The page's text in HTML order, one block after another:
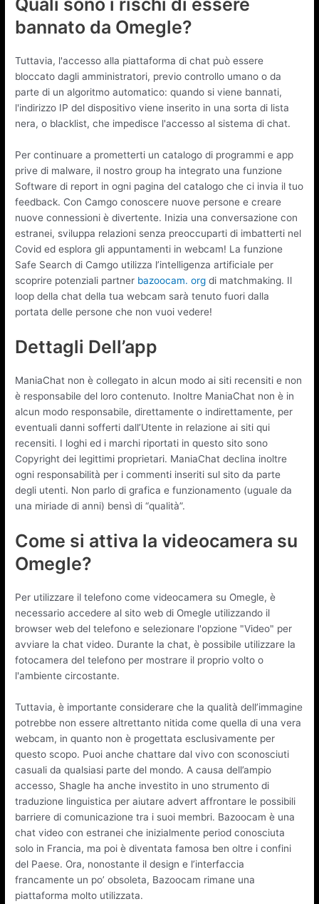
Quali sono i rischi di essere
bannato da Omegle?
Tuttavia, l'accesso alla piattaforma di chat può essere
bloccato dagli amministratori, previo controllo umano o da
parte di un algoritmo automatico: quando si viene bannati,
l'indirizzo IP del dispositivo viene inserito in una sorta di lista
nera, o blacklist, che impedisce l'accesso al sistema di chat.
Per continuare a prometterti un catalogo di programmi e app
prive di malware, il nostro group ha integrato una funzione
Software di report in ogni pagina del catalogo che ci invia il tuo
feedback. Con Camgo conoscere nuove persone e creare
nuove connessioni è divertente. Inizia una conversazione con
estranei, sviluppa relazioni senza preoccuparti di imbatterti nel
Covid ed esplora gli appuntamenti in webcam! La funzione
Safe Search di Camgo utilizza l’intelligenza artificiale per
scoprire potenziali partner bazoocam. org di matchmaking. Il
loop della chat della tua webcam sarà tenuto fuori dalla
portata delle persone che non vuoi vedere!
Dettagli Dell’app
ManiaChat non è collegato in alcun modo ai siti recensiti e non
è responsabile del loro contenuto. Inoltre ManiaChat non è in
alcun modo responsabile, direttamente o indirettamente, per
eventuali danni sofferti dall’Utente in relazione ai siti qui
recensiti. I loghi ed i marchi riportati in questo sito sono
Copyright dei legittimi proprietari. ManiaChat declina inoltre
ogni responsabilità per i commenti inseriti sul sito da parte
degli utenti. Non parlo di grafica e funzionamento (uguale da
una miriade di anni) bensì di “qualità”.
Come si attiva la videocamera su
Omegle?
Per utilizzare il telefono come videocamera su Omegle, è
necessario accedere al sito web di Omegle utilizzando il
browser web del telefono e selezionare l'opzione "Video" per
avviare la chat video. Durante la chat, è possibile utilizzare la
fotocamera del telefono per mostrare il proprio volto o
l'ambiente circostante.
Tuttavia, è importante considerare che la qualità dell’immagine
potrebbe non essere altrettanto nitida come quella di una vera
webcam, in quanto non è progettata esclusivamente per
questo scopo. Puoi anche chattare dal vivo con sconosciuti
casuali da qualsiasi parte del mondo. A causa dell’ampio
accesso, Shagle ha anche investito in uno strumento di
traduzione linguistica per aiutare advert affrontare le possibili
barriere di comunicazione tra i suoi membri. Bazoocam è una
chat video con estranei che inizialmente period conosciuta
solo in Francia, ma poi è diventata famosa ben oltre i confini
del Paese. Ora, nonostante il design e l’interfaccia
francamente un po’ obsoleta, Bazoocam rimane una
piattaforma molto utilizzata.